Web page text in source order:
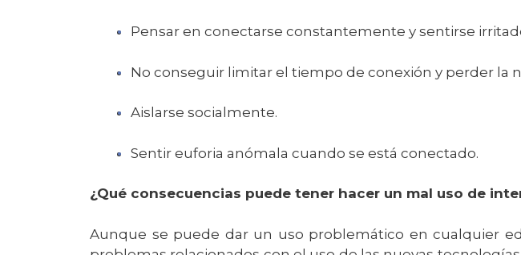
Pensar en conectarse constantemente y sentirse
No conseguir limitar el tiempo de conexión y perder la
Aislarse socialmente.
Sentir euforia anómala cuando se está conectado.
¿Qué consecuencias puede tener hacer un mal uso de
Aunque se puede dar un uso problemático en cualquier